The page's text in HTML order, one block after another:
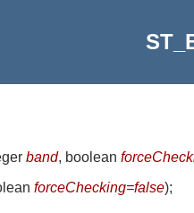
band, boolean
forceChecking=false);